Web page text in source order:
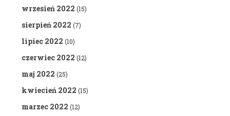
wrzesień 2022 (15)
sierpień 2022 (7)
lipiec 2022 (10)
czerwiec 2022 (12)
maj 2022 (25)
kwiecień 2022 (15)
marzec 2022 (12)